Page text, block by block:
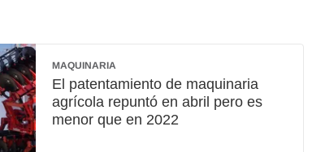
MAQUINARIA
El patentamiento de maquinaria
agrícola repuntó en abril pero es
menor que en 2022